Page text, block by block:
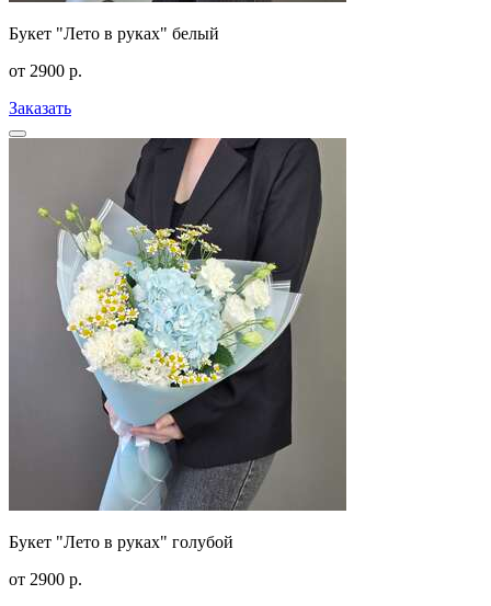
Букет "Лето в руках" белый
от 2900 р.
Заказать
Букет "Лето в руках" голубой
от 2900 р.